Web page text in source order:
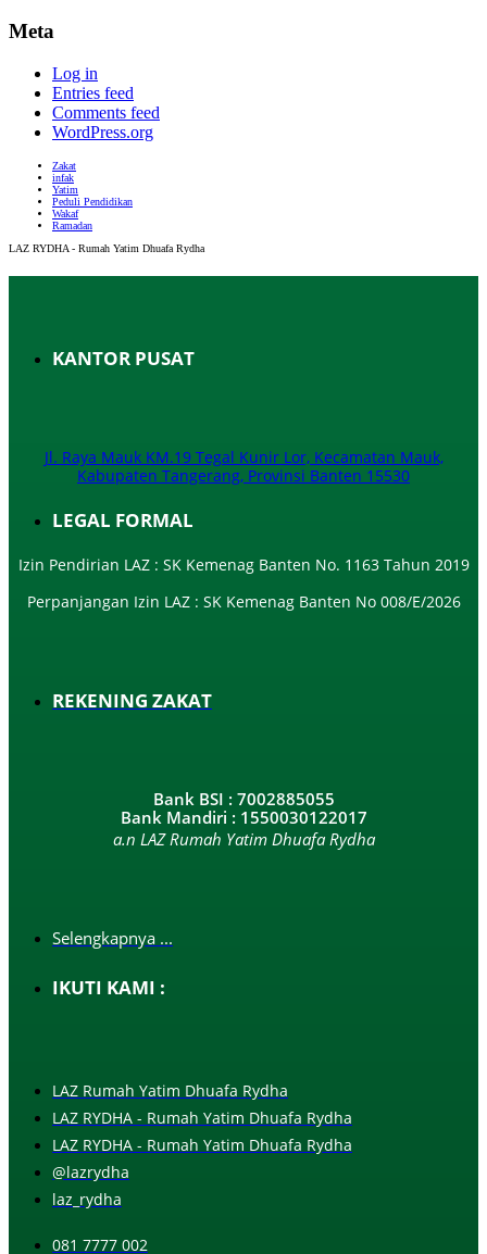
Meta
Log in
Entries feed
Comments feed
WordPress.org
Zakat
infak
Yatim
Peduli Pendidikan
Wakaf
Ramadan
LAZ RYDHA - Rumah Yatim Dhuafa Rydha
KANTOR PUSAT
Jl. Raya Mauk KM.19 Tegal Kunir Lor, Kecamatan Mauk,
Kabupaten Tangerang, Provinsi Banten 15530
LEGAL FORMAL
Izin Pendirian LAZ : SK Kemenag Banten No. 1163 Tahun 2019
Perpanjangan Izin LAZ : SK Kemenag Banten No 008/E/2026​
REKENING ZAKAT
Bank BSI : 7002885055
Bank Mandiri : 1550030122017
a.n LAZ Rumah Yatim Dhuafa Rydha
Selengkapnya ...
IKUTI KAMI :
LAZ Rumah Yatim Dhuafa Rydha
LAZ RYDHA - Rumah Yatim Dhuafa Rydha
LAZ RYDHA - Rumah Yatim Dhuafa Rydha
@lazrydha
laz_rydha
081 7777 002